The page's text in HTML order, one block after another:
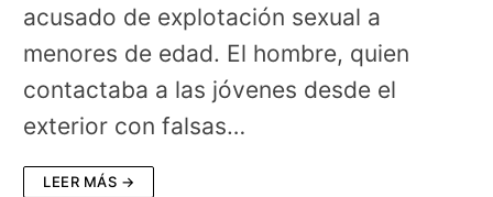
acusado de explotación sexual a
menores de edad. El hombre, quien
contactaba a las jóvenes desde el
exterior con falsas…
LEER MÁS →